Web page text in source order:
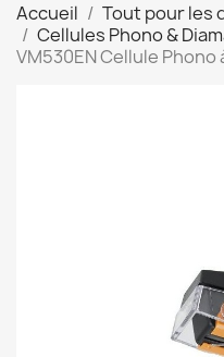
Accueil
Tout pour les
Cellules Phono &
VM530EN Cellule Phono